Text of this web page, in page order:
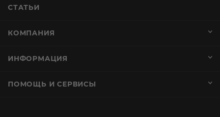
СТАТЬИ
КОМПАНИЯ
ИНФОРМАЦИЯ
ПОМОЩЬ И СЕРВИСЫ